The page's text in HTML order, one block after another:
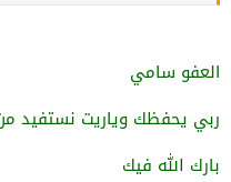
العفو سامي
ربي يحفظك وياريت نستفيد
بارك الله فيك